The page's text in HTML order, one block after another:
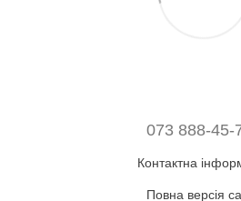
073 888-45-
Контактна
Повна версія